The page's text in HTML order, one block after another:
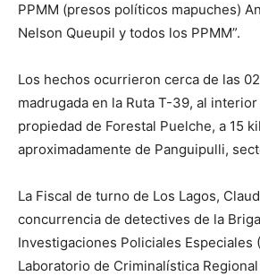
PPMM (presos políticos mapuches)
Nelson Queupil y todos los PPMM”.
Los hechos ocurrieron cerca de las
madrugada en la Ruta T-39, al
propiedad de Forestal Puelche, a 15
aproximadamente de Panguipulli,
La Fiscal de turno de Los Lagos,
concurrencia de detectives de la
Investigaciones Policiales Especiales
Laboratorio de Criminalística